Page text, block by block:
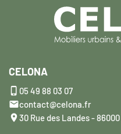
CELONA
 05 49 88 03 07
contact@celona.fr
30 Rue des Landes -